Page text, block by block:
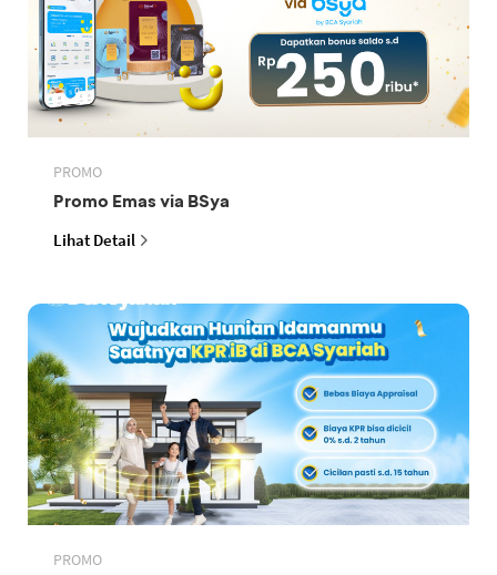
PROMO
Promo Emas via BSya
Lihat Detail
PROMO